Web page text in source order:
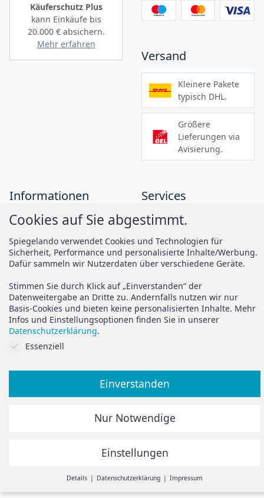
Käuferschutz Plus
kann Einkäufe bis
20.000 €absichern.
Mehr erfahren
Versand
Kleinere Pakete
typisch DHL.
Größere
Lieferungen via
Avisierung.
Informationen
Zahlung
Versand
AGB
Vertrag widerrufen
Datenschutz
Impressum
Services
Montageanleitungen
Spiegelando Magazin
Support
Brauchen Sie Hilfe oder
haben Sie Fragen?
Die durchgestrichenen Preise entsprechen dem bisherigen
© Spiegelando 2024
Withdraw from contract
Cookies auf Sie abgestimmt.
Spiegelando verwendet Cookies und Technologien für
Sicherheit, Performance und personalisierte Inhalte/Werbung.
Dafür sammeln wir Nutzerdaten über verschiedene Geräte.
Stimmen Sie durch Klick auf „Einverstanden“ der
Datenweitergabe an Dritte zu. Andernfalls nutzen wir nur
Basis-Cookies und bieten keine personalisierten Inhalte. Mehr
Infos und Einstellungsoptionen finden Sie in unserer
Datenschutzerklärung.
Cookies auf Sie abgestimmt.
Essenziell
Einverstanden
Nur Notwendige
Einstellungen
Details Datenschutzerklärung Impressum
Einstellungen